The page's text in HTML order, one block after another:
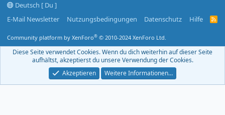
Deutsch [ Du ]
E-Mail Newsletter
Nutzungsbedingungen Datenschutz Hilfe
R
F
Community platform by XenForo® © 2010-2024 XenForo Ltd.
Diese Seite verwendet Cookies. Wenn du dich weiterhin auf dieser Seite
aufhältst, akzeptierst du unsere Verwendung der Cookies.
Akzeptieren
Weitere Informationen…